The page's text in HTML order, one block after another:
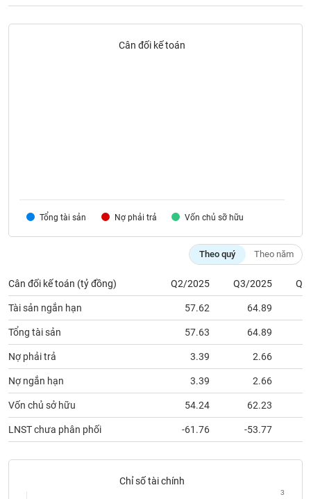
Cân đối kế toán
Tổng tài sản Nợ phải trả Vốn chủ sỡ hữu
Theo quý Theo năm
Cân đối kế toán (tỷ đồng) Q2/2025 Q3/2025
Tài sản ngắn hạn 57.62 64.89
Tổng tài sản 57.63 64.89
Nợ phải trả 3.39 2.66
Nợ ngắn hạn 3.39 2.66
Vốn chủ sở hữu 54.24 62.23
LNST chưa phân phối -61.76 -53.77
Chỉ số tài chính
3
THÔNG
TIỆN
ÍCH
BẤT
ĐỘNG
SẢN
Mã
chứng
(-)
Tất cả Chứng